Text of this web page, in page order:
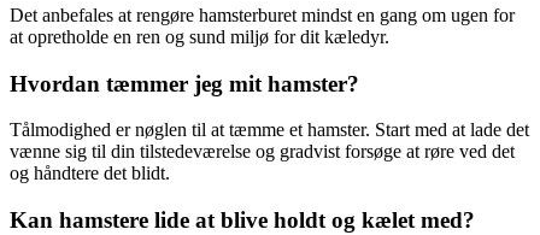
Det anbefales at rengøre hamsterburet mindst en gang om ugen for
at opretholde en ren og sund miljø for dit kæledyr.
Hvordan tæmmer jeg mit hamster?
Tålmodighed er nøglen til at tæmme et hamster. Start med at lade det
vænne sig til din tilstedeværelse og gradvist forsøge at røre ved det
og håndtere det blidt.
Kan hamstere lide at blive holdt og kælet med?